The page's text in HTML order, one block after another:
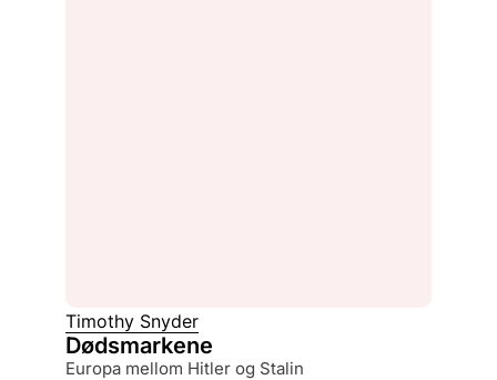
Timothy Snyder
Dødsmarkene
Europa mellom Hitler og Stalin